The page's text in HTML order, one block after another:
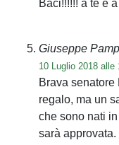
Baci!!!!!! a te e
Giuseppe
10 Luglio 2018 alle
Brava senatore
regalo, ma un
che sono nati
sarà